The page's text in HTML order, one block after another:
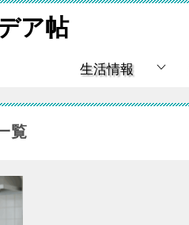
ア帖
生活情報
覧